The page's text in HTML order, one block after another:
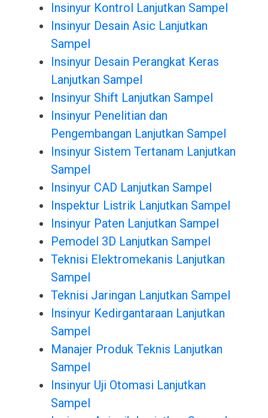
Insinyur Kontrol Lanjutkan Sampel
Insinyur Desain Asic Lanjutkan
Sampel
Insinyur Desain Perangkat Keras
Lanjutkan Sampel
Insinyur Shift Lanjutkan Sampel
Insinyur Penelitian dan
Pengembangan Lanjutkan Sampel
Insinyur Sistem Tertanam Lanjutkan
Sampel
Insinyur CAD Lanjutkan Sampel
Inspektur Listrik Lanjutkan Sampel
Insinyur Paten Lanjutkan Sampel
Pemodel 3D Lanjutkan Sampel
Teknisi Elektromekanis Lanjutkan
Sampel
Teknisi Jaringan Lanjutkan Sampel
Insinyur Kedirgantaraan Lanjutkan
Sampel
Manajer Produk Teknis Lanjutkan
Sampel
Insinyur Uji Otomasi Lanjutkan
Sampel